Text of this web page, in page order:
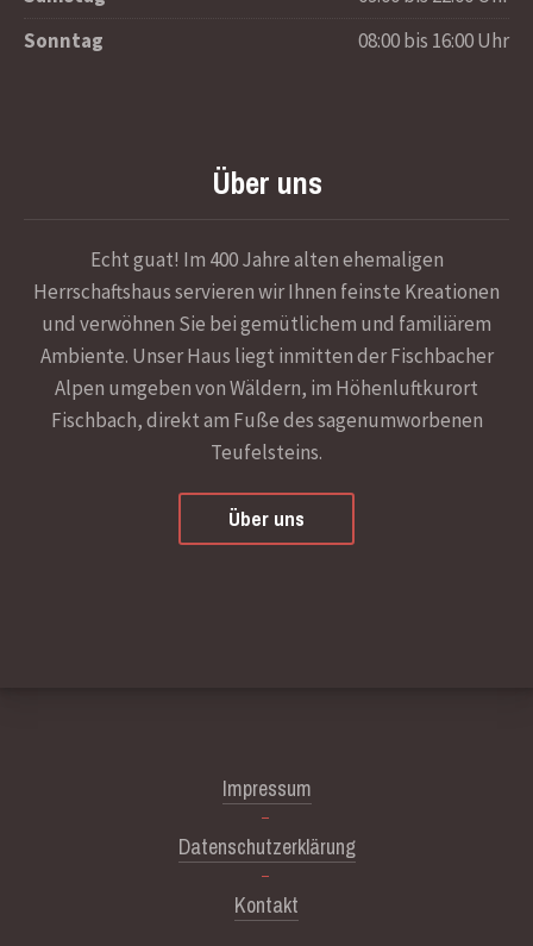
Sonntag
08:00 bis 16:00 Uhr
Über uns
Echt guat! Im 400 Jahre alten ehemaligen
Herrschaftshaus servieren wir Ihnen feinste Kreationen
und verwöhnen Sie bei gemütlichem und familiärem
Ambiente. Unser Haus liegt inmitten der Fischbacher
Alpen umgeben von Wäldern, im Höhenluftkurort
Fischbach, direkt am Fuße des sagenumworbenen
Teufelsteins.
Über uns
Impressum
Datenschutzerklärung
Kontakt